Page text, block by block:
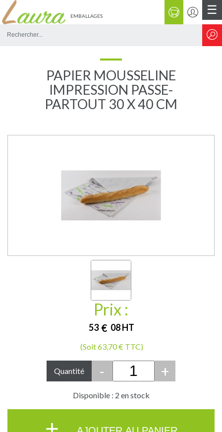
☰
EMBALLAGES
PAPIER MOUSSELINE
IMPRESSION PASSE-
PARTOUT 30 X 40 CM
Prix :
53 € 08HT
(Soit 63,70 € TTC)
Quantité - +
Disponible : 2 en stock